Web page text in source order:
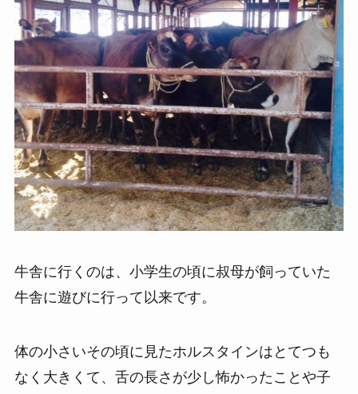
牛舎に行くのは、小学生の頃に叔母が飼っていた
牛舎に遊びに行って以来です。
体の小さいその頃に見たホルスタインはとてつも
なく大きくて、舌の長さが少し怖かったことや子